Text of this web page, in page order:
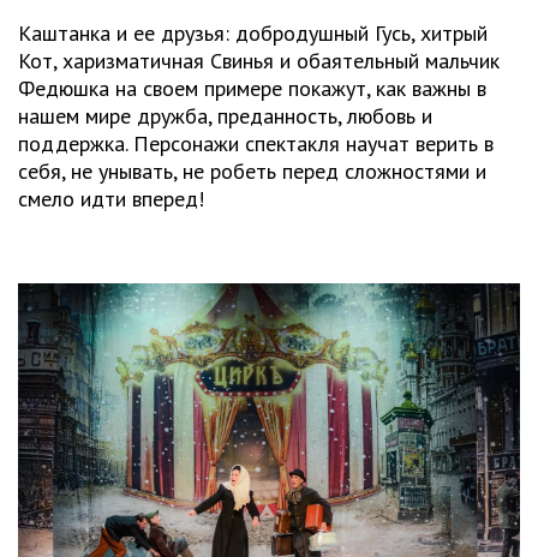
Каштанка и ее друзья: добродушный Гусь, хитрый
Кот, харизматичная Свинья и обаятельный мальчик
Федюшка на своем примере покажут, как важны в
нашем мире дружба, преданность, любовь и
поддержка. Персонажи спектакля научат верить в
себя, не унывать, не робеть перед сложностями и
смело идти вперед!